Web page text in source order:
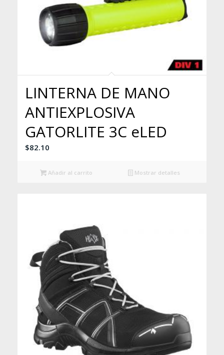
LINTERNA DE MANO
ANTIEXPLOSIVA
GATORLITE 3C eLED
$82.10
Añadir al carrito Mostrar detalles